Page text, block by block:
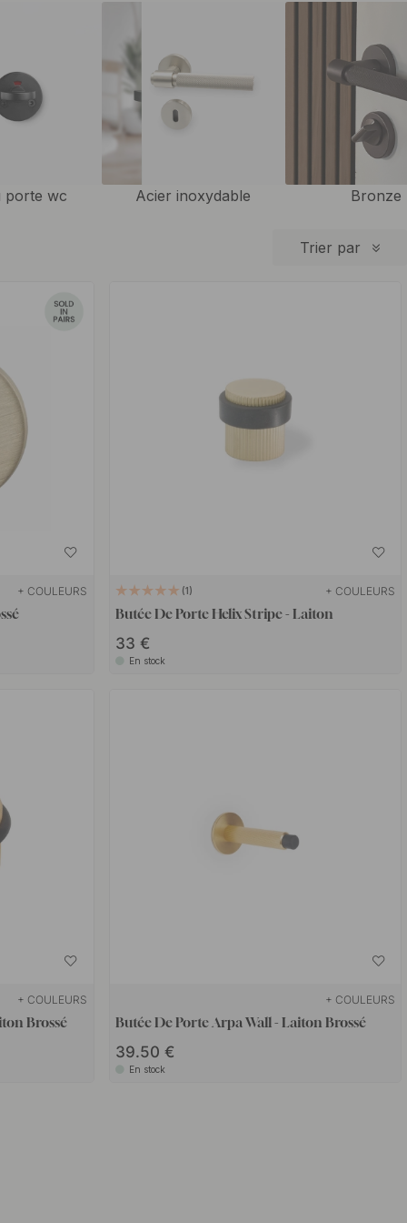
porte wc Acier inoxydable Bronze
Trier par
+ COULEURS 1 + COULEURS
Butée De Porte Helix Stripe - Laiton
33 €
En stock
+ COULEURS
Brossé
+ COULEURS
Butée De Porte Arpa Wall - Laiton Brossé
39.50 €
En stock